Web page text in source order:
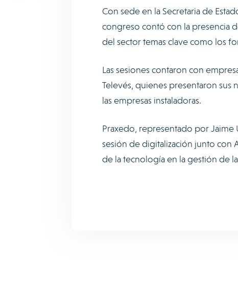
Con sede en la Secretaria de
congreso contó con la presencia
del sector temas clave como los
Las sesiones contaron con
Televés, quienes presentaron
las empresas instaladoras.
Praxedo, representado por Jaime
sesión de digitalización junto con
de la tecnología en la gestión de